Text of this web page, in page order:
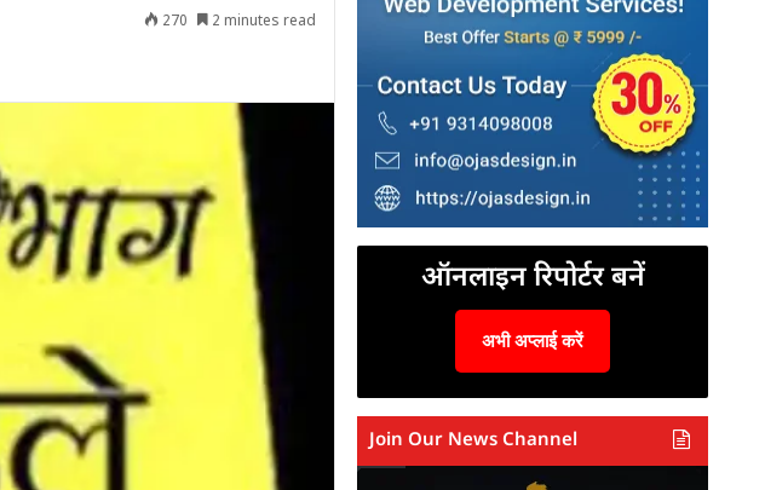
270 2 minutes read
ऑनलाइन रिपोर्टर बनें
अभी अप्लाई करें
Join Our News Channel